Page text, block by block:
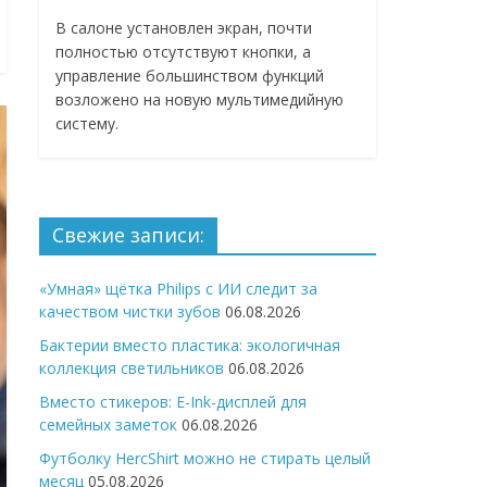
В салоне установлен экран, почти
полностью отсутствуют кнопки, а
управление большинством функций
возложено на новую мультимедийную
систему.
Свежие записи:
«Умная» щётка Philips с ИИ следит за
качеством чистки зубов 06.08.2026
Бактерии вместо пластика: экологичная
коллекция светильников 06.08.2026
Вместо стикеров: E-Ink-дисплей для
семейных заметок 06.08.2026
Футболку HercShirt можно не стирать целый
месяц 05.08.2026